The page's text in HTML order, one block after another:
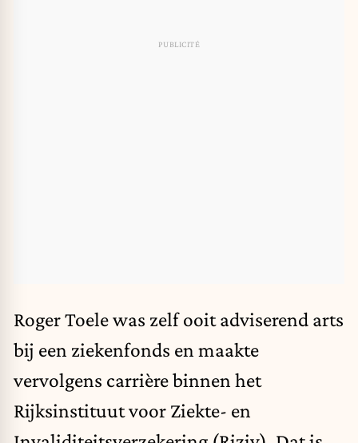
Roger Toele was zelf ooit adviserend arts
bij een ziekenfonds en maakte
vervolgens carrière binnen het
Rijksinstituut voor Ziekte- en